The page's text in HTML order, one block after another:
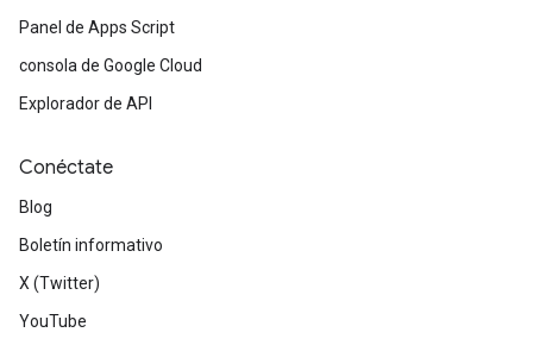
Panel de Apps Script
consola de Google Cloud
Explorador de API
Conéctate
Blog
Boletín informativo
X (Twitter)
YouTube